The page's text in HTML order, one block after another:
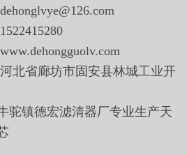
北省廊坊市固安县林城工业开
驼镇德宏滤清器厂专业生产天